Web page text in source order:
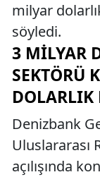
milyar
söyledi.
3 MILYAR
SEKTÖRÜ
Denizbank
Uluslararası
açılışında